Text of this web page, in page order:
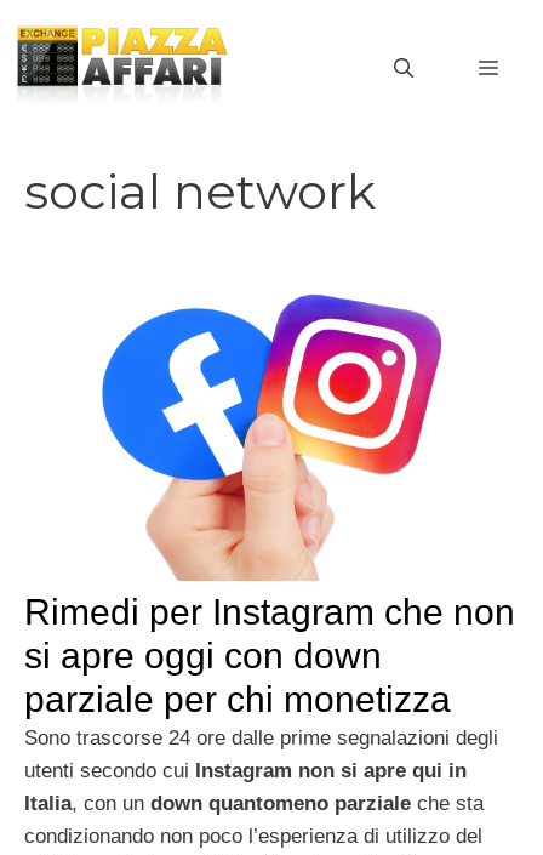
contenuto
social network
Rimedi per Instagram che non
si apre oggi con down
parziale per chi monetizza
Sono trascorse 24 ore dalle prime segnalazioni degli
utenti secondo cui Instagram non si apre qui in
Italia, con un down quantomeno parziale che sta
condizionando non poco l’esperienza di utilizzo del